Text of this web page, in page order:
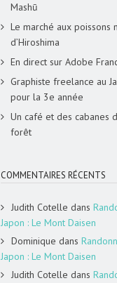
Mashū
Le marché aux poissons
d’Hiroshima
En direct sur Adobe
Graphiste freelance au
pour la 3e année
Un café et des cabanes
forêt
COMMENTAIRES RÉCENTS
Judith Cotelle dans
Japon : Le Mont Daisen
Dominique dans
Japon : Le Mont Daisen
Judith Cotelle dans